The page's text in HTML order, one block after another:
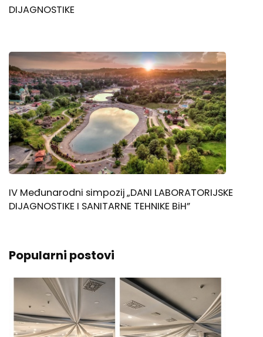
DIJAGNOSTIKE
IV Međunarodni simpozij „DANI LABORATORIJSKE
DIJAGNOSTIKE I SANITARNE TEHNIKE BiH”
Popularni postovi